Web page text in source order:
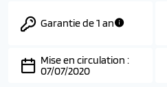
Garantie de 1 an
Mise en circulation :
07/07/2020